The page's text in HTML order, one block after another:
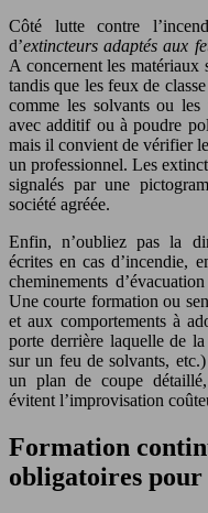
Côté lutte contre
d’extincteurs adaptés aux
A concernent les matériaux
tandis que les feux de
comme les solvants ou
avec additif ou à poudre
mais il convient de vérifier
un professionnel. Les
signalés par une
société agréée.
Enfin, n’oubliez pas la
écrites en cas d’incendie,
cheminements
Une courte formation ou
et aux comportements à
porte derrière laquelle de la
sur un feu de solvants,
un plan de coupe détaillé,
évitent l’improvisation
Formation
obligatoires